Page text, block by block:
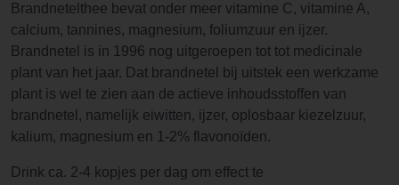
Brandnetelthee bevat onder meer vitamine C, vitamine A,
calcium, tannines, magnesium, foliumzuur en ijzer.
Brandnetel is in 1996 nog uitgeroepen tot tot medicinale
plant van het jaar. Dat brandnetel bij uitstek een werkzame
plant is wel te zien aan de actieve inhoudsstoffen van
brandnetel, namelijk eiwitten, ijzer, oplosbaar kiezelzuur,
kalium, magnesium en 1-2% flavonoïden.
Drink ca. 2-4 kopjes per dag om effect te